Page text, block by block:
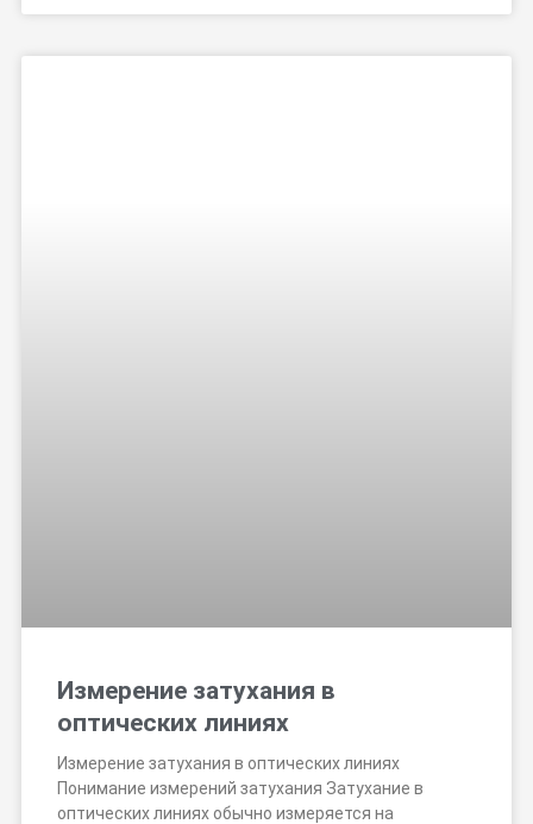
Измерение затухания в
оптических линиях
Измерение затухания в оптических линиях
Понимание измерений затухания Затухание в
оптических линиях обычно измеряется на